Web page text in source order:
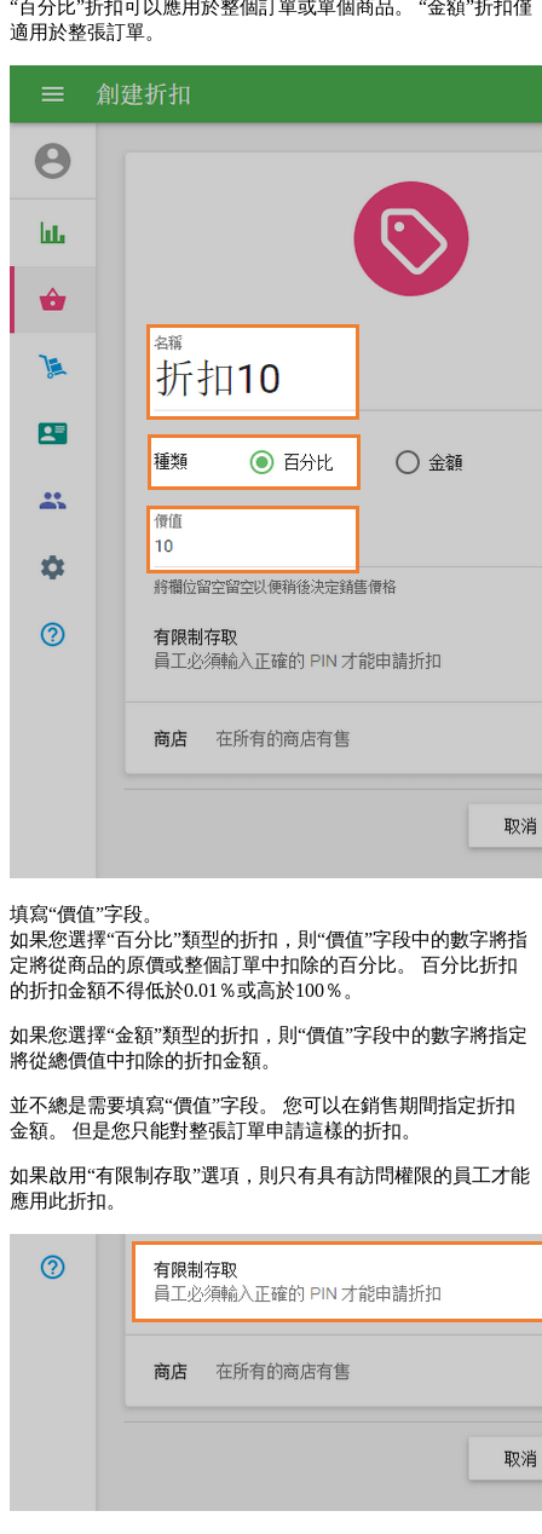
“百分比”折扣可以應用於整個訂單或單個商品。 “金額”折扣僅
適用於整張訂單。
填寫“價值”字段。
如果您選擇“百分比”類型的折扣，則“價值”字段中的數字將指
定將從商品的原價或整個訂單中扣除的百分比。 百分比折扣
的折扣金額不得低於0.01％或高於100％。
如果您選擇“金額”類型的折扣，則“價值”字段中的數字將指定
將從總價值中扣除的折扣金額。
並不總是需要填寫“價值”字段。 您可以在銷售期間指定折扣
金額。 但是您只能對整張訂單申請這樣的折扣。
如果啟用“有限制存取”選項，則只有具有訪問權限的員工才能
應用此折扣。